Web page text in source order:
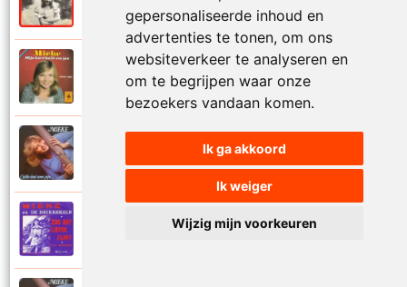
gepersonaliseerde inhoud en
advertenties te tonen, om ons
websiteverkeer te analyseren en
om te begrijpen waar onze
bezoekers vandaan komen.
Ik ga akkoord
Ik weiger
Wijzig mijn voorkeuren
Mijn engelbewaarder
Mijn hart huilt om jou
Mijn liefdesdroom
De Heikrekels en Mieke